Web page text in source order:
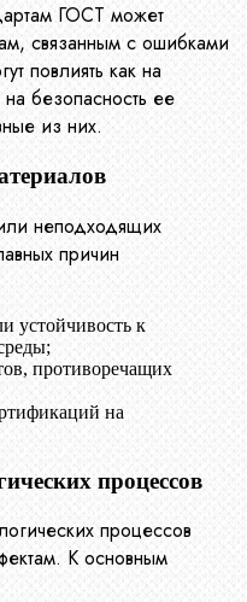
ГОСТ может
связанным с ошибками
повлиять как на
безопасность ее
из них.
неподходящих
причин
устойчивость к
противоречащих
на
процессов
процессов
К основным